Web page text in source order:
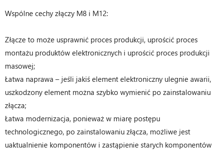
Wspólne cechy złączy M8 i M12:
Złącze to może usprawnić proces produkcji, uprościć proces
montażu produktów elektronicznych i uprościć proces produkcji
masowej;
Łatwa naprawa – jeśli jakiś element elektroniczny ulegnie awarii,
uszkodzony element można szybko wymienić po zainstalowaniu
złącza;
Łatwa modernizacja, ponieważ w miarę postępu
technologicznego, po zainstalowaniu złącza, możliwe jest
uaktualnienie komponentów i zastąpienie starych komponentów